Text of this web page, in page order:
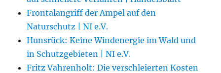
Frontalangriff der Ampel auf den
Naturschutz | NI e.V.
Hunsrück: Keine Windenergie im Wald und
in Schutzgebieten | NI e.V.
Fritz Vahrenholt: Die verschleierten Kosten